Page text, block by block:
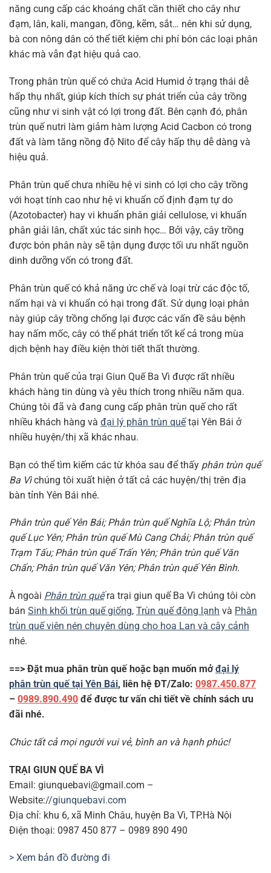
năng cung cấp các khoáng chất cần thiết cho cây như
đạm, lân, kali, mangan, đồng, kẽm, sắt… nên khi sử dụng,
bà con nông dân có thể tiết kiệm chi phí bón các loại phân
khác mà vẫn đạt hiệu quả cao.
Trong phân trùn quế có chứa Acid Humid ở trạng thái dễ
hấp thụ nhất, giúp kích thích sự phát triển của cây trồng
cũng như vi sinh vật có lợi trong đất. Bên cạnh đó, phân
trùn quế nutri làm giảm hàm lượng Acid Cacbon có trong
đất và làm tăng nồng độ Nito để cây hấp thụ dễ dàng và
hiệu quả.
Phân trùn quế chưa nhiều hệ vi sinh có lợi cho cây trồng
với hoạt tính cao như hệ vi khuẩn cố định đạm tự do
(Azotobacter) hay vi khuẩn phân giải cellulose, vi khuẩn
phân giải lân, chất xúc tác sinh học… Bởi vậy, cây trồng
được bón phân này sẽ tận dụng được tối ưu nhất nguồn
dinh dưỡng vốn có trong đất.
Phân trùn quế có khả năng ức chế và loại trừ các độc tố,
nấm hại và vi khuẩn có hại trong đất. Sử dụng loại phân
này giúp cây trồng chống lại được các vấn đề sâu bệnh
hay nấm mốc, cây có thể phát triển tốt kể cả trong mùa
dịch bệnh hay điều kiện thời tiết thất thường.
Phân trùn quế của trại Giun Quế Ba Vì được rất nhiều
khách hàng tin dùng và yêu thích trong nhiều năm qua.
Chúng tôi đã và đang cung cấp phân trùn quế cho rất
nhiều khách hàng và đại lý phân trùn quếtại Yên Bái ở
nhiều huyện/thị xã khác nhau.
Bạn có thể tìm kiếm các từ khóa sau để thấy phân trùn quế
Ba Vìchúng tôi xuất hiện ở tất cả các huyện/thị trên địa
bàn tỉnh Yên Bái nhé.
Phân trùn quế Yên Bái; Phân trùn quế Nghĩa Lộ; Phân trùn
quế Lục Yên; Phân trùn quế Mù Cang Chải; Phân trùn quế
Trạm Tấu; Phân trùn quế Trấn Yên; Phân trùn quế Văn
Chấn; Phân trùn quế Văn Yên; Phân trùn quế Yên Bình.
À ngoài Phân trùn quếra trại giun quế Ba Vì chúng tôi còn
bán Sinh khối trùn quế giống, Trùn quế đông lạnh và Phân
trùn quế viên nén chuyên dùng cho hoa Lan và cây cảnh
nhé.
==> Đặt mua phân trùn quế hoặc bạn muốn mởđại lý
phân trùn quế tại Yên Bái, liên hệ ĐT/Zalo: 0987.450.877
– 0989.890.490 để được tư vấn chi tiết về chính sách ưu
đãi nhé.
Chúc tất cả mọi người vui vẻ, bình an và hạnh phúc!
TRẠI GIUN QUẾ BA VÌ
Email: giunquebavi@gmail.com –
Website://giunquebavi.com
Địa chỉ: khu 6, xã Minh Châu, huyện Ba Vì, TP.Hà Nội
Điện thoại: 0987 450 877 – 0989 890 490
> Xem bản đồ đường đi